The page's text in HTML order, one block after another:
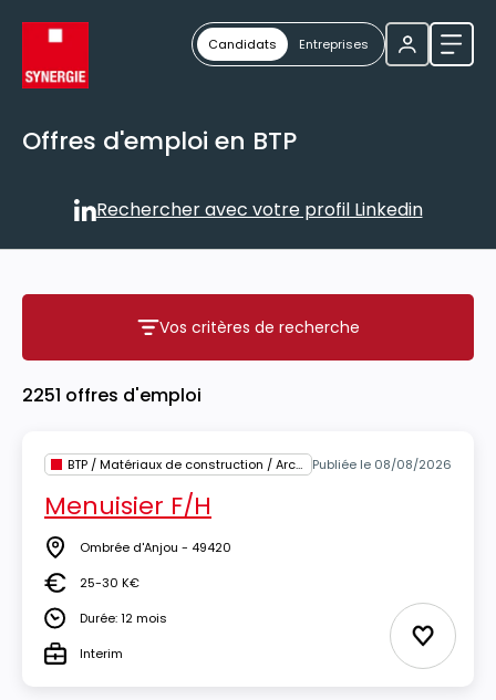
Candidats Entreprises
Offres d'emploi en BTP
Rechercher avec votre
Rechercher avec votre profil Linkedin
Vos critères de recherche
Vos critères de recherche
2251 offres d'emploi
BTP / Matériaux de construction / Architecture Publiée le 08/08/2026
Menuisier F/H
Lieu Ombrée d'Anjou - 49420
Salaire25-30 K€
DuréeDurée: 12 mois
TypeInterim Ajouter